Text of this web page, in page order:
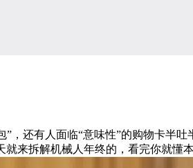
还有人面临“意味性”的购物卡半吐
来拆解机械人年终的，看完你就懂